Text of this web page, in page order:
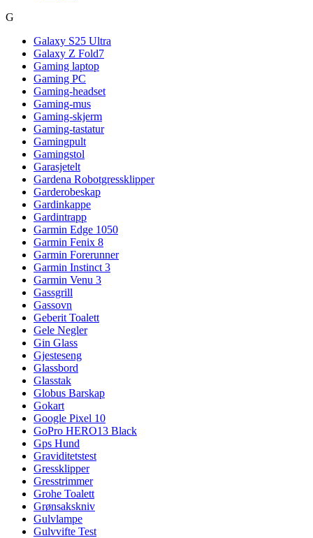
G
Galaxy S25 Ultra
Galaxy Z Fold7
Gaming laptop
Gaming PC
Gaming-headset
Gaming-mus
Gaming-skjerm
Gaming-tastatur
Gamingpult
Gamingstol
Garasjetelt
Gardena Robotgressklipper
Garderobeskap
Gardinkappe
Gardintrapp
Garmin Edge 1050
Garmin Fenix 8
Garmin Forerunner
Garmin Instinct 3
Garmin Venu 3
Gassgrill
Gassovn
Geberit Toalett
Gele Negler
Gin Glass
Gjesteseng
Glassbord
Glasstak
Globus Barskap
Gokart
Google Pixel 10
GoPro HERO13 Black
Gps Hund
Graviditetstest
Gressklipper
Gresstrimmer
Grohe Toalett
Grønsakskniv
Gulvlampe
Gulvvifte Test